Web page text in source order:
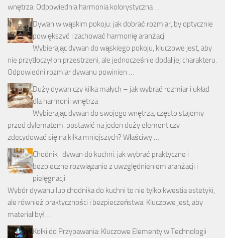
wnętrza. Odpowiednia harmonia kolorystyczna …
Dywan w wąskim pokoju: jak dobrać rozmiar, by optycznie
powiększyć i zachować harmonię aranżacji
Wybierając dywan do wąskiego pokoju, kluczowe jest, aby
nie przytłoczył on przestrzeni, ale jednocześnie dodał jej charakteru.
Odpowiedni rozmiar dywanu powinien …
Duży dywan czy kilka małych – jak wybrać rozmiar i układ
dla harmonii wnętrza
Wybierając dywan do swojego wnętrza, często stajemy
przed dylematem: postawić na jeden duży element czy
zdecydować się na kilka mniejszych? Właściwy …
Chodnik i dywan do kuchni: jak wybrać praktyczne i
bezpieczne rozwiązanie z uwzględnieniem aranżacji i
pielęgnacji
Wybór dywanu lub chodnika do kuchni to nie tylko kwestia estetyki,
ale również praktyczności i bezpieczeństwa. Kluczowe jest, aby
materiał był …
Kołki do Przypawania: Kluczowe Elementy w Technologii